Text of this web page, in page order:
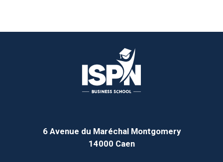
6 Avenue du Maréchal Montgomery
14000 Caen